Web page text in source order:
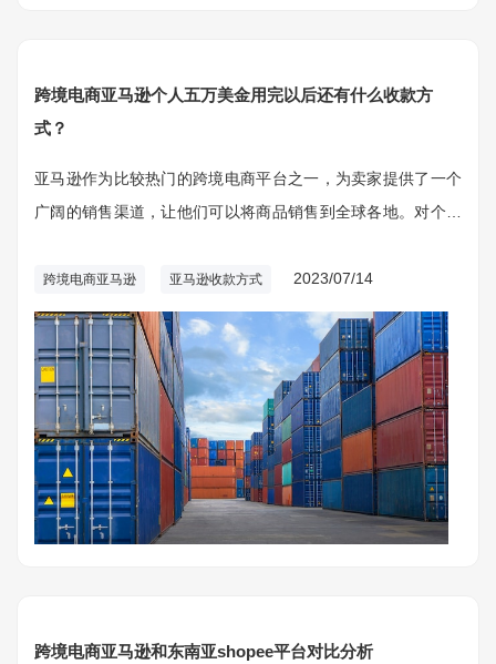
跨境电商亚马逊个人五万美金用完以后还有什么收款方
式？
亚马逊作为比较热门的跨境电商平台之一，为卖家提供了一个
广阔的销售渠道，让他们可以将商品销售到全球各地。对个人
账户中有一定的限制。当个人卖家达到五万美金的收款限额
后，他们需要考虑其他收款方式以继续在亚马逊上销售商品。
接下来我们介绍在个人账户达到五万美金限额后可使用的其他
收款方式。
跨境电商亚马逊 亚马逊收款方式 2023/07/14
跨境电商亚马逊和东南亚shopee平台对比分析